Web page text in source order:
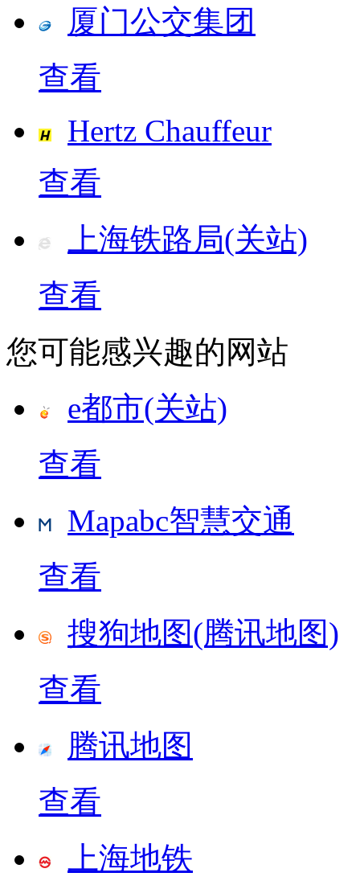
厦门公交集团
查看
Hertz Chauffeur
查看
上海铁路局(关站)
查看
您可能感兴趣的网站
e都市(关站)
查看
Mapabc智慧交通
查看
搜狗地图(腾讯地图)
查看
腾讯地图
查看
上海地铁